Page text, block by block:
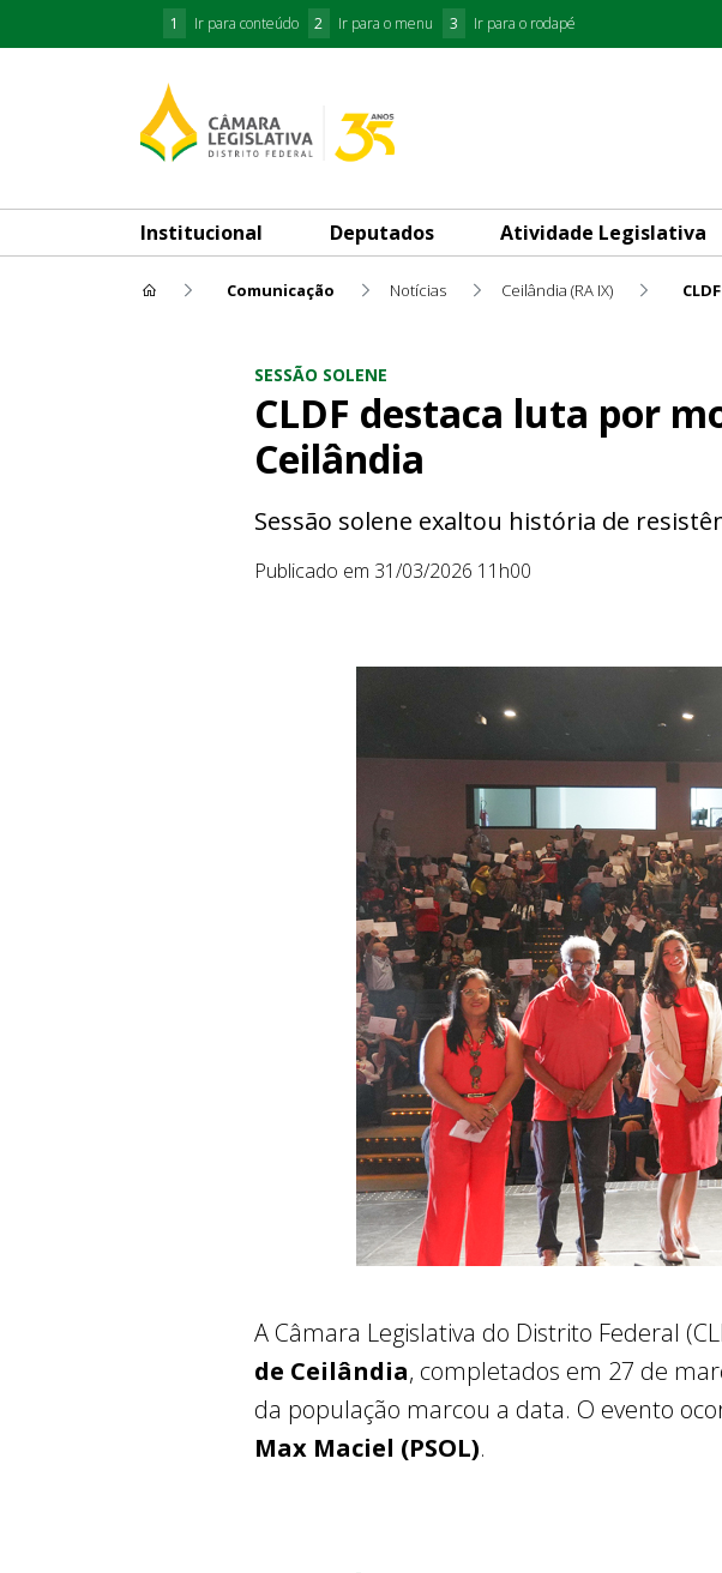
1 Ir para conteúdo 2 Ir para o menu 3 Ir para o rodapé
Institucional Deputados Atividade Legislativa
Comunicação Notícias Ceilândia (RA IX)
SESSÃO SOLENE
CLDF destaca luta por
Ceilândia
Sessão solene exaltou história de
Publicado em 31/03/2026 11h00
A Câmara Legislativa do Distrito Federal
de Ceilândia, completados em 27 de
da população marcou a data. O evento
Max Maciel (PSOL).